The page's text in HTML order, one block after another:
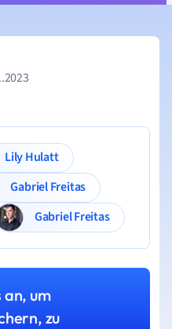
Lily Hulatt
Gabriel Freitas
Gabriel Freitas
an, um
zu